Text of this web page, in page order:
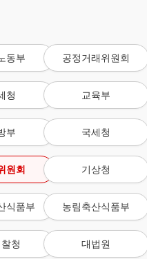
동부 공정거래위원회
청 교육부
부 국세청
원회 기상청
식품부 농림축산식품부
청 대법원